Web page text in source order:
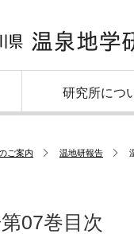
研究所につ
ご案内 温地研報告
07巻目次